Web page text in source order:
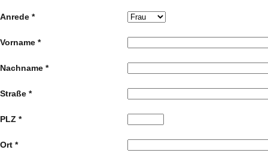
Anrede *
Vorname *
Nachname *
Straße *
PLZ *
Ort *